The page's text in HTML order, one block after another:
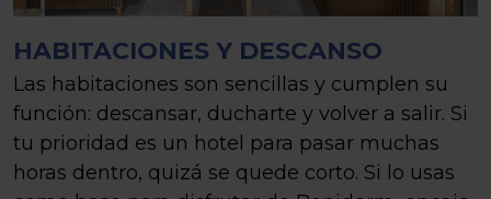
HABITACIONES Y DESCANSO
Las habitaciones son sencillas y cumplen su
función: descansar, ducharte y volver a salir. Si
tu prioridad es un hotel para pasar muchas
horas dentro, quizá se quede corto. Si lo usas